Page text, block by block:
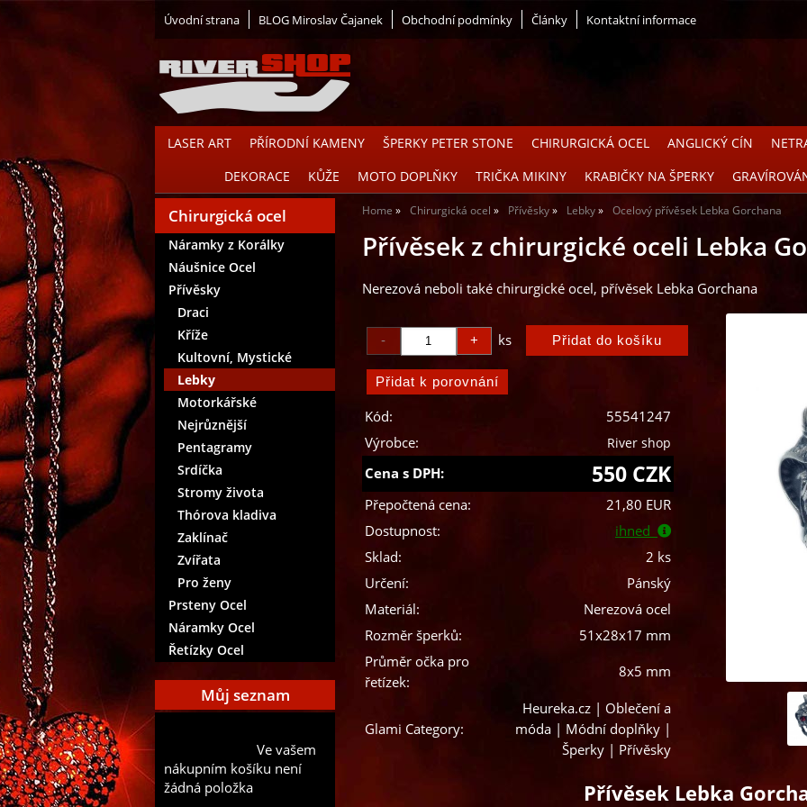
LASER ART PŘÍRODNÍ KAMENY ŠPERKY PETER STONE CHIRURGICKÁ OCEL ANGLICKÝ CÍN
DEKORACE
KŮŽE MOTO DOPLŇKY TRIČKA MIKINY KRABIČKY NA ŠPERKY
Úvodní strana BLOG Miroslav Čajanek Obchodní podmínky Články Kontaktní informace
Home Chirurgická ocel Přívěsky Lebky Ocelový přívěsek Lebka Gorchana
Přívěsek z chirurgické oceli Lebka
Nerezová neboli také chirurgické ocel, přívěsek Lebka Gorchana
ks
Kód:
55541247
Výrobce:
River shop
Cena s DPH: 550 CZK
Přepočtená cena:
21,80 EUR
Dostupnost:
ihned
Sklad:
2 ks
Určení:
Pánský
Materiál:
Nerezová ocel
Rozměr šperků:
51x28x17 mm
Průměr očka pro
řetízek:
8x5 mm
Glami Category:
Heureka.cz | Oblečení a
móda | Módní doplňky |
Šperky | Přívěsky
Přívěsek Lebka
Chirurgická ocel
Náramky z Korálky
Náušnice Ocel
Přívěsky
Draci
Kříže
Kultovní, Mystické
Lebky
Motorkářské
Nejrůznější
Pentagramy
Srdíčka
Stromy života
Thórova kladiva
Zaklínač
Zvířata
Pro ženy
Prsteny Ocel
Náramky Ocel
Řetízky Ocel
Můj seznam
Ve vašem
nákupním košíku není
žádná položka